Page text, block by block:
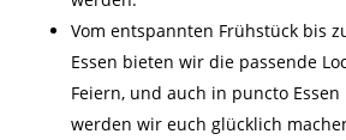
Vom entspannten Frühstück bis
Essen bieten wir die passende
Feiern, und auch in puncto
werden wir euch glücklich